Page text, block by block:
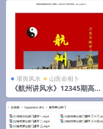
堪舆风水 山医命相卜
《航州讲风水》12345期高清
电子版，刘国胜弟子郭航州出
的杂志型资料